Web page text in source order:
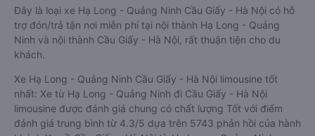
ghế ngồi rất thoải mái, không nhồi nhét. Luôn đáp ứng được
nhu cầu về sang trọng, thoải mái và tiện nghi trong việc di
chuyển.
Đây là loại xe Hạ Long - Quảng Ninh Cầu Giấy - Hà Nội có hỗ
trợ đón/trả tận nơi miễn phí tại nội thành Hạ Long - Quảng
Ninh và nội thành Cầu Giấy - Hà Nội, rất thuận tiện cho du
khách.
Xe Hạ Long - Quảng Ninh Cầu Giấy - Hà Nội limousine tốt